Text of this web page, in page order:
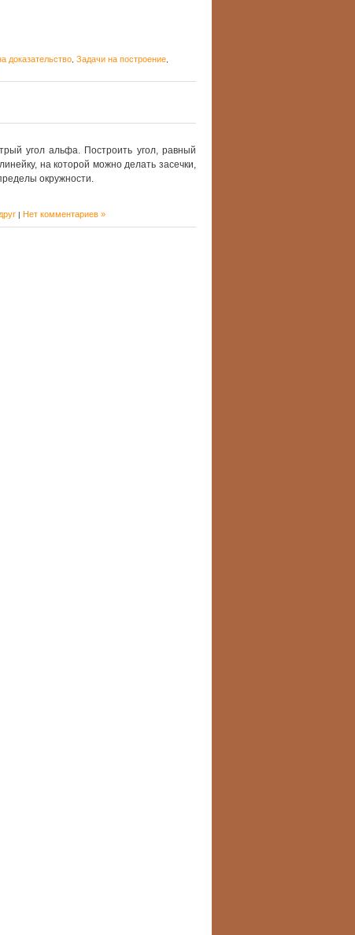
доказательство Задачи на построение
угол альфа. Построить угол, равный
на которой можно делать засечки,
окружности.
| Нет комментариев »